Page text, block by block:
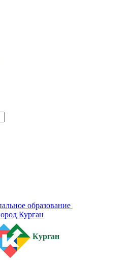
образование
Курган
Курган